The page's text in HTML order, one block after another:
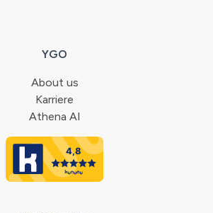
YGO
About us
Karriere
Athena AI